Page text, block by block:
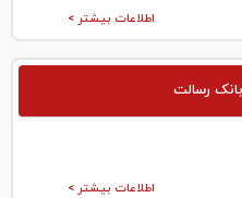
اطلاعات بیشتر >
بانک رسالت
اطلاعات بیشتر >